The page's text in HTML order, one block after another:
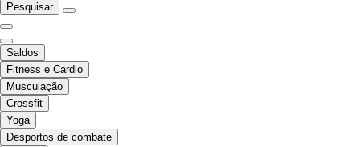
Pesquisar
Saldos
Fitness e Cardio
Musculação
Crossfit
Yoga
Desportos de combate